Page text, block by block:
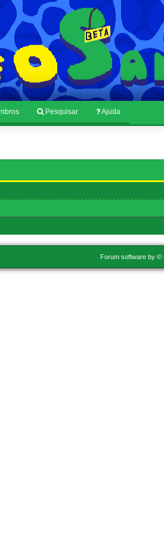
Pesquisar Ajuda
Forum software by ©